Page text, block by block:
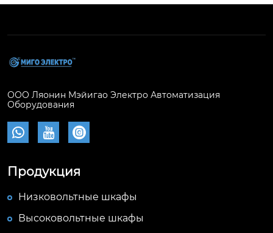
ООО Ляонин Мэйигао Электро Автоматизация
Оборудования
  
Продукция
Низковольтные шкафы
Высоковольтные шкафы